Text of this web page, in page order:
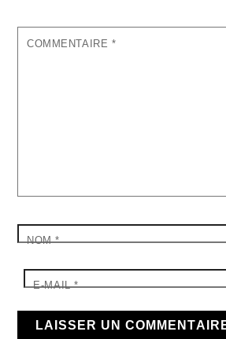
COMMENTAIRE *
NOM*
E-MAIL*